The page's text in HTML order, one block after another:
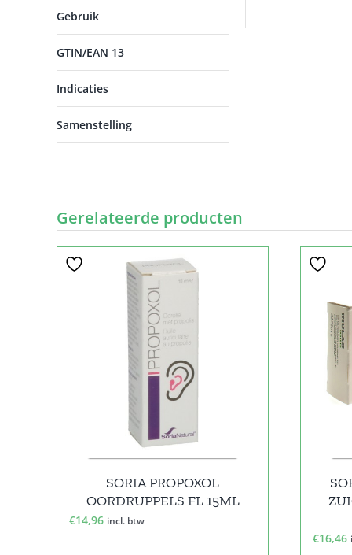
Gebruik
GTIN/EAN 13
Indicaties
Samenstelling
Gerelateerde producten
SORIA PROPOXOL
OORDRUPPELS FL 15ML
€14,96 incl. btw
€16,46